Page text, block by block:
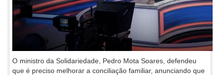
O ministro da Solidariedade, Pedro Mota Soares, defendeu
que é preciso melhorar a conciliação familiar, anunciando que